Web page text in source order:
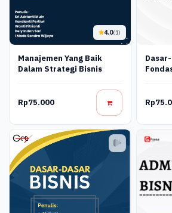
4.0(1)
Manajemen Yang Baik
Dalam Strategi Bisnis
Rp75.000